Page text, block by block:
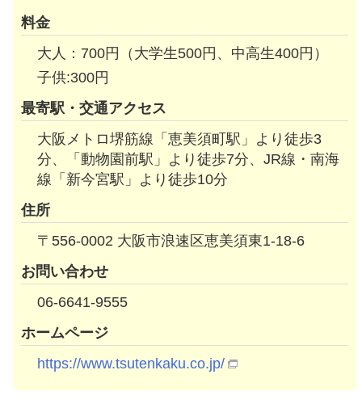
料金
大人：700円（大学生500円、中高生400円）
子供:300円
最寄駅・交通アクセス
大阪メトロ堺筋線「恵美須町駅」より徒歩3
分、「動物園前駅」より徒歩7分、JR線・南海
線「新今宮駅」より徒歩10分
住所
〒556-0002 大阪市浪速区恵美須東1-18-6
お問い合わせ
06-6641-9555
ホームページ
https://www.tsutenkaku.co.jp/